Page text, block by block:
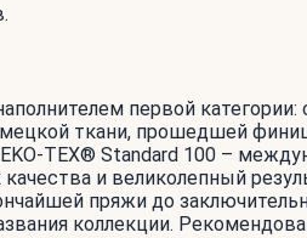
первой
ткани, прошедшей
TEX® Standard 100 –
и великолепный
пряжи до
коллекции.